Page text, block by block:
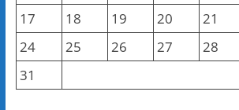
17
18 19 20 21
24
25 26 27 28
31